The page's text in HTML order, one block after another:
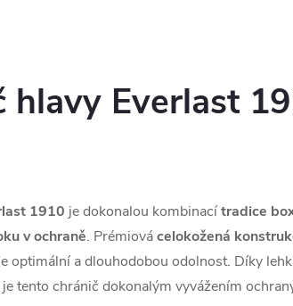
hlavy Everlast
1910 je dokonalou kombinacítradice
v ochraně. Prémiovácelokožená
optimální a dlouhodobou odolnost. Díky
tento chránič dokonalým vyvážením